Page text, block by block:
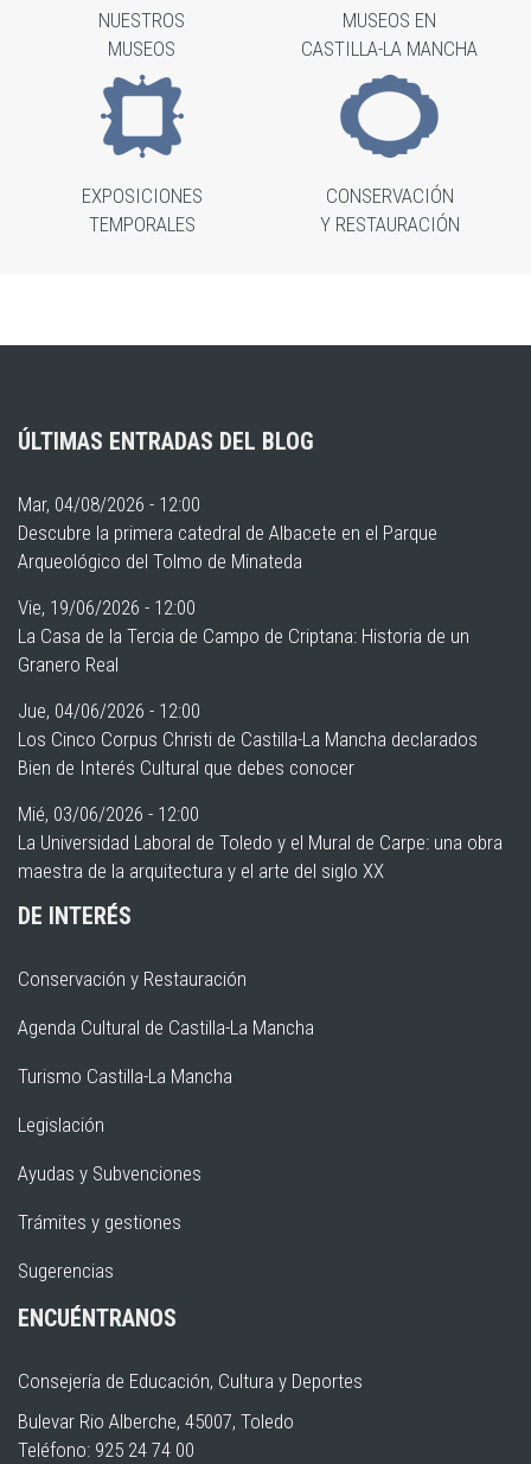
NUESTROS
MUSEOS
MUSEOS EN
CASTILLA-LA MANCHA
EXPOSICIONES
TEMPORALES
CONSERVACIÓN
Y RESTAURACIÓN
ÚLTIMAS ENTRADAS DEL BLOG
Mar, 04/08/2026 - 12:00
Descubre la primera catedral de Albacete en el Parque
Arqueológico del Tolmo de Minateda
Vie, 19/06/2026 - 12:00
La Casa de la Tercia de Campo de Criptana: Historia de un
Granero Real
Jue, 04/06/2026 - 12:00
Los Cinco Corpus Christi de Castilla-La Mancha declarados
Bien de Interés Cultural que debes conocer
Mié, 03/06/2026 - 12:00
La Universidad Laboral de Toledo y el Mural de Carpe: una obra
maestra de la arquitectura y el arte del siglo XX
DE INTERÉS
Conservación y Restauración
Agenda Cultural de Castilla-La Mancha
Turismo Castilla-La Mancha
Legislación
Ayudas y Subvenciones
Trámites y gestiones
Sugerencias
ENCUÉNTRANOS
Consejería de Educación, Cultura y Deportes
Bulevar Rio Alberche, 45007, Toledo
Teléfono: 925 24 74 00